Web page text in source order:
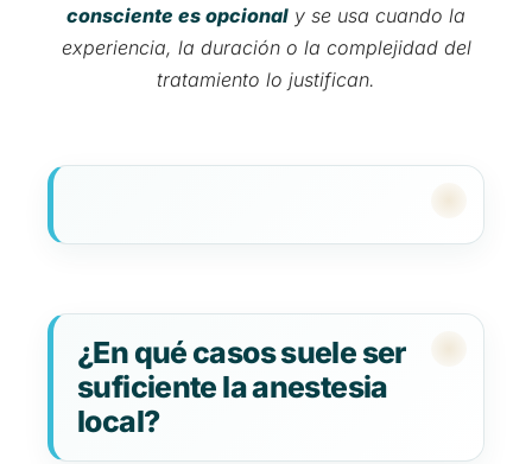
consciente es opcional y se usa cuando la
experiencia, la duración o la complejidad del
tratamiento lo justifican.
¿En qué casos suele ser
suficiente la anestesia
local?